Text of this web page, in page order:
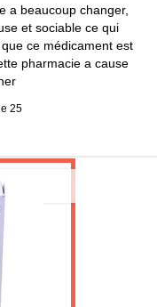
a beaucoup changer,
et sociable ce qui
ce médicament est
pharmacie a cause
25